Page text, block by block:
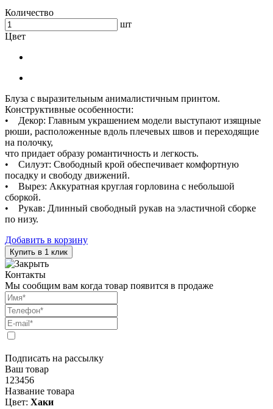
Количество
шт
Цвет
Блуза с выразительным анималистичным принтом.
Конструктивные особенности:
• Декор: Главным украшением модели выступают изящные
рюши, расположенные вдоль плечевых швов и переходящие
на полочку,
что придает образу романтичность и легкость.
• Силуэт: Свободный крой обеспечивает комфортную
посадку и свободу движений.
• Вырез: Аккуратная круглая горловина с небольшой
сборкой.
• Рукав: Длинный свободный рукав на эластичной сборке
по низу.
Добавить в корзину
Купить в 1 клик
Контакты
Мы сообщим вам когда товар появится в продаже
Подписать на рассылку
Ваш товар
123456
Название товара
Цвет: Хаки